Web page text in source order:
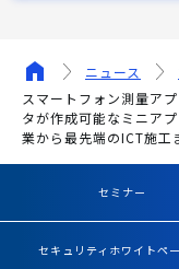
ニュース
スマートフォン測量ア
タが作成可能なミニア
業から最先端のICT施工
セミナー
セキュリティホワイトペ